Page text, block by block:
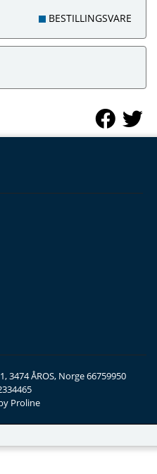
BESTILLINGSVARE
3474 ÅROS, Norge 66759950
Proline